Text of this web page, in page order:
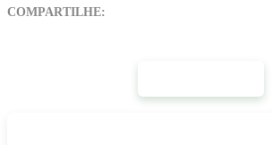
COMPARTILHE: